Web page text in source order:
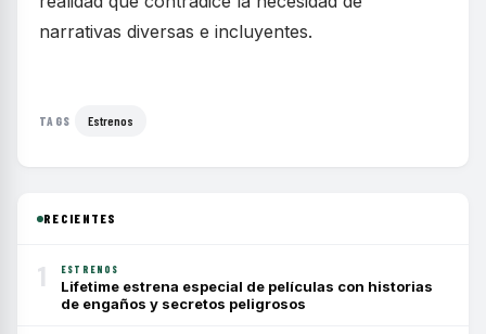
narrativas diversas e incluyentes.
TAGS Estrenos
RECIENTES
1 ESTRENOS
Lifetime estrena especial de películas con historias
de engaños y secretos peligrosos